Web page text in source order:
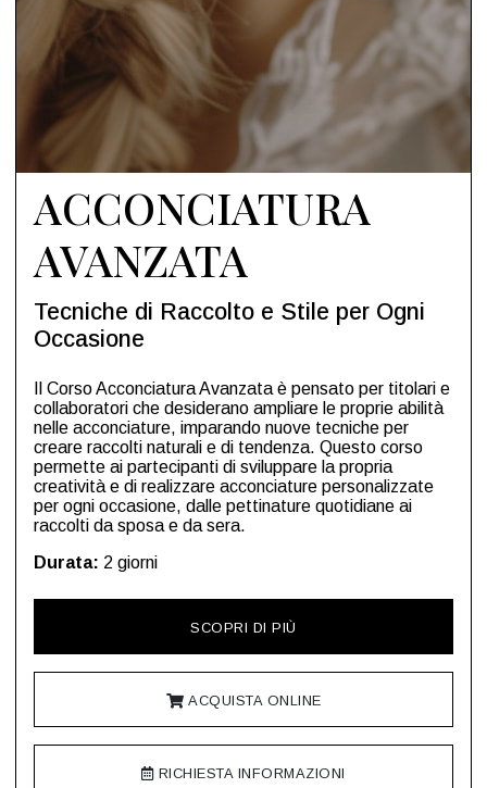
ACCONCIATURA
AVANZATA
Tecniche di Raccolto e Stile per Ogni
Occasione
Il Corso Acconciatura Avanzata è pensato per titolari e
collaboratori che desiderano ampliare le proprie abilità
nelle acconciature, imparando nuove tecniche per
creare raccolti naturali e di tendenza. Questo corso
permette ai partecipanti di sviluppare la propria
creatività e di realizzare acconciature personalizzate
per ogni occasione, dalle pettinature quotidiane ai
raccolti da sposa e da sera.
Durata: 2 giorni
SCOPRI DI PIÙ
ACQUISTA ONLINE
RICHIESTA INFORMAZIONI